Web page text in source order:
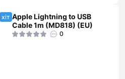
хіт Apple Lightning to USB
Cable 1m (MD818) (EU)
0